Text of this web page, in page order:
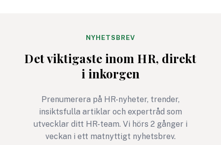
ändå ska lägga tid
något bättre.
den mest HR-
version av ett
januari: full av goda
NYHETSBREV
Det viktigaste inom HR, direkt
i inkorgen
Prenumerera på HR-nyheter, trender,
insiktsfulla artiklar och expertråd som
utvecklar ditt HR-team. Vi hörs 2 gånger i
veckan i ett matnyttigt nyhetsbrev.